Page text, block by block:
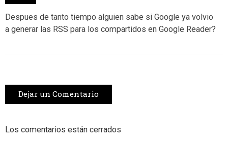
Despues de tanto tiempo alguien sabe si Google ya volvio
a generar las RSS para los compartidos en Google Reader?
Dejar un Comentario
Los comentarios están cerrados